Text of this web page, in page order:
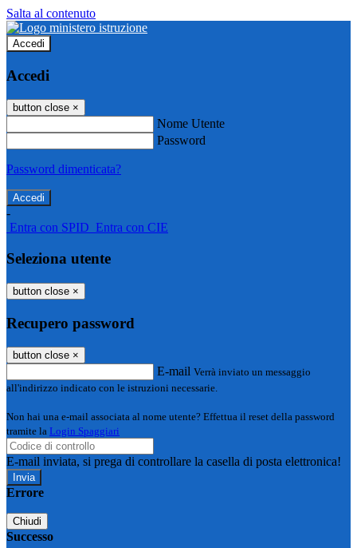
Salta al contenuto
Accedi
Accedi
button close ×
Nome Utente
Password
Password dimenticata?
-
Entra con SPID Entra con CIE
Seleziona utente
button close ×
Recupero password
button close ×
E-mail Verrà inviato un messaggio
all'indirizzo indicato con le istruzioni necessarie.
Non hai una e-mail associata al nome utente? Effettua il reset della password
tramite la Login Spaggiari
E-mail inviata, si prega di controllare la casella di posta elettronica!
Errore
Chiudi
Successo